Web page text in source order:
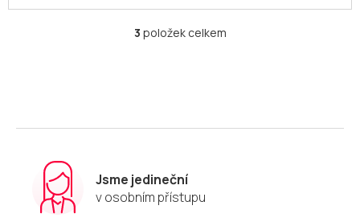
O
c
r
v
k
3 položek celkem
Jsme jedineční
v osobním přístupu